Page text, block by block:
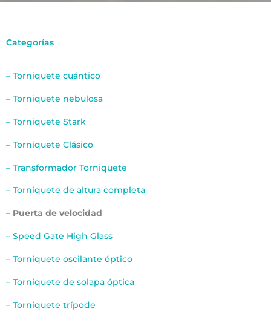
Categorías
– Torniquete cuántico
– Torniquete nebulosa
– Torniquete Stark
– Torniquete Clásico
– Transformador Torniquete
– Torniquete de altura completa
– Puerta de velocidad
– Speed Gate High Glass
– Torniquete oscilante óptico
– Torniquete de solapa óptica
– Torniquete trípode